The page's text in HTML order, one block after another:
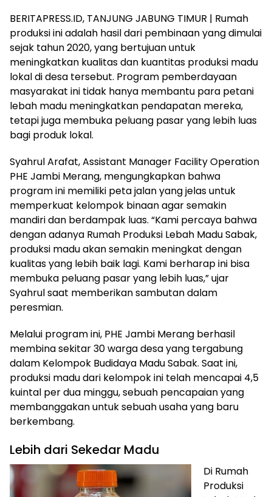
BERITAPRESS.ID, TANJUNG JABUNG TIMUR | Rumah
produksi ini adalah hasil dari pembinaan yang dimulai
sejak tahun 2020, yang bertujuan untuk
meningkatkan kualitas dan kuantitas produksi madu
lokal di desa tersebut. Program pemberdayaan
masyarakat ini tidak hanya membantu para petani
lebah madu meningkatkan pendapatan mereka,
tetapi juga membuka peluang pasar yang lebih luas
bagi produk lokal.
Syahrul Arafat, Assistant Manager Facility Operation
PHE Jambi Merang, mengungkapkan bahwa
program ini memiliki peta jalan yang jelas untuk
memperkuat kelompok binaan agar semakin
mandiri dan berdampak luas. “Kami percaya bahwa
dengan adanya Rumah Produksi Lebah Madu Sabak,
produksi madu akan semakin meningkat dengan
kualitas yang lebih baik lagi. Kami berharap ini bisa
membuka peluang pasar yang lebih luas,” ujar
Syahrul saat memberikan sambutan dalam
peresmian.
Melalui program ini, PHE Jambi Merang berhasil
membina sekitar 30 warga desa yang tergabung
dalam Kelompok Budidaya Madu Sabak. Saat ini,
produksi madu dari kelompok ini telah mencapai 4,5
kuintal per dua minggu, sebuah pencapaian yang
membanggakan untuk sebuah usaha yang baru
berkembang.
Lebih dari Sekedar Madu
Di Rumah
Produksi